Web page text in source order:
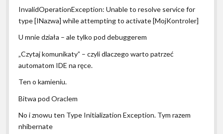
InvalidOperationException: Unable to resolve service for
type [INazwa] while attempting to activate [MojKontroler]
U mnie działa – ale tylko pod debuggerem
„Czytaj komunikaty” – czyli dlaczego warto patrzeć
automatom IDE na ręce.
Ten o kamieniu.
Bitwa pod Oraclem
No i znowu ten Type Initialization Exception. Tym razem
nhibernate